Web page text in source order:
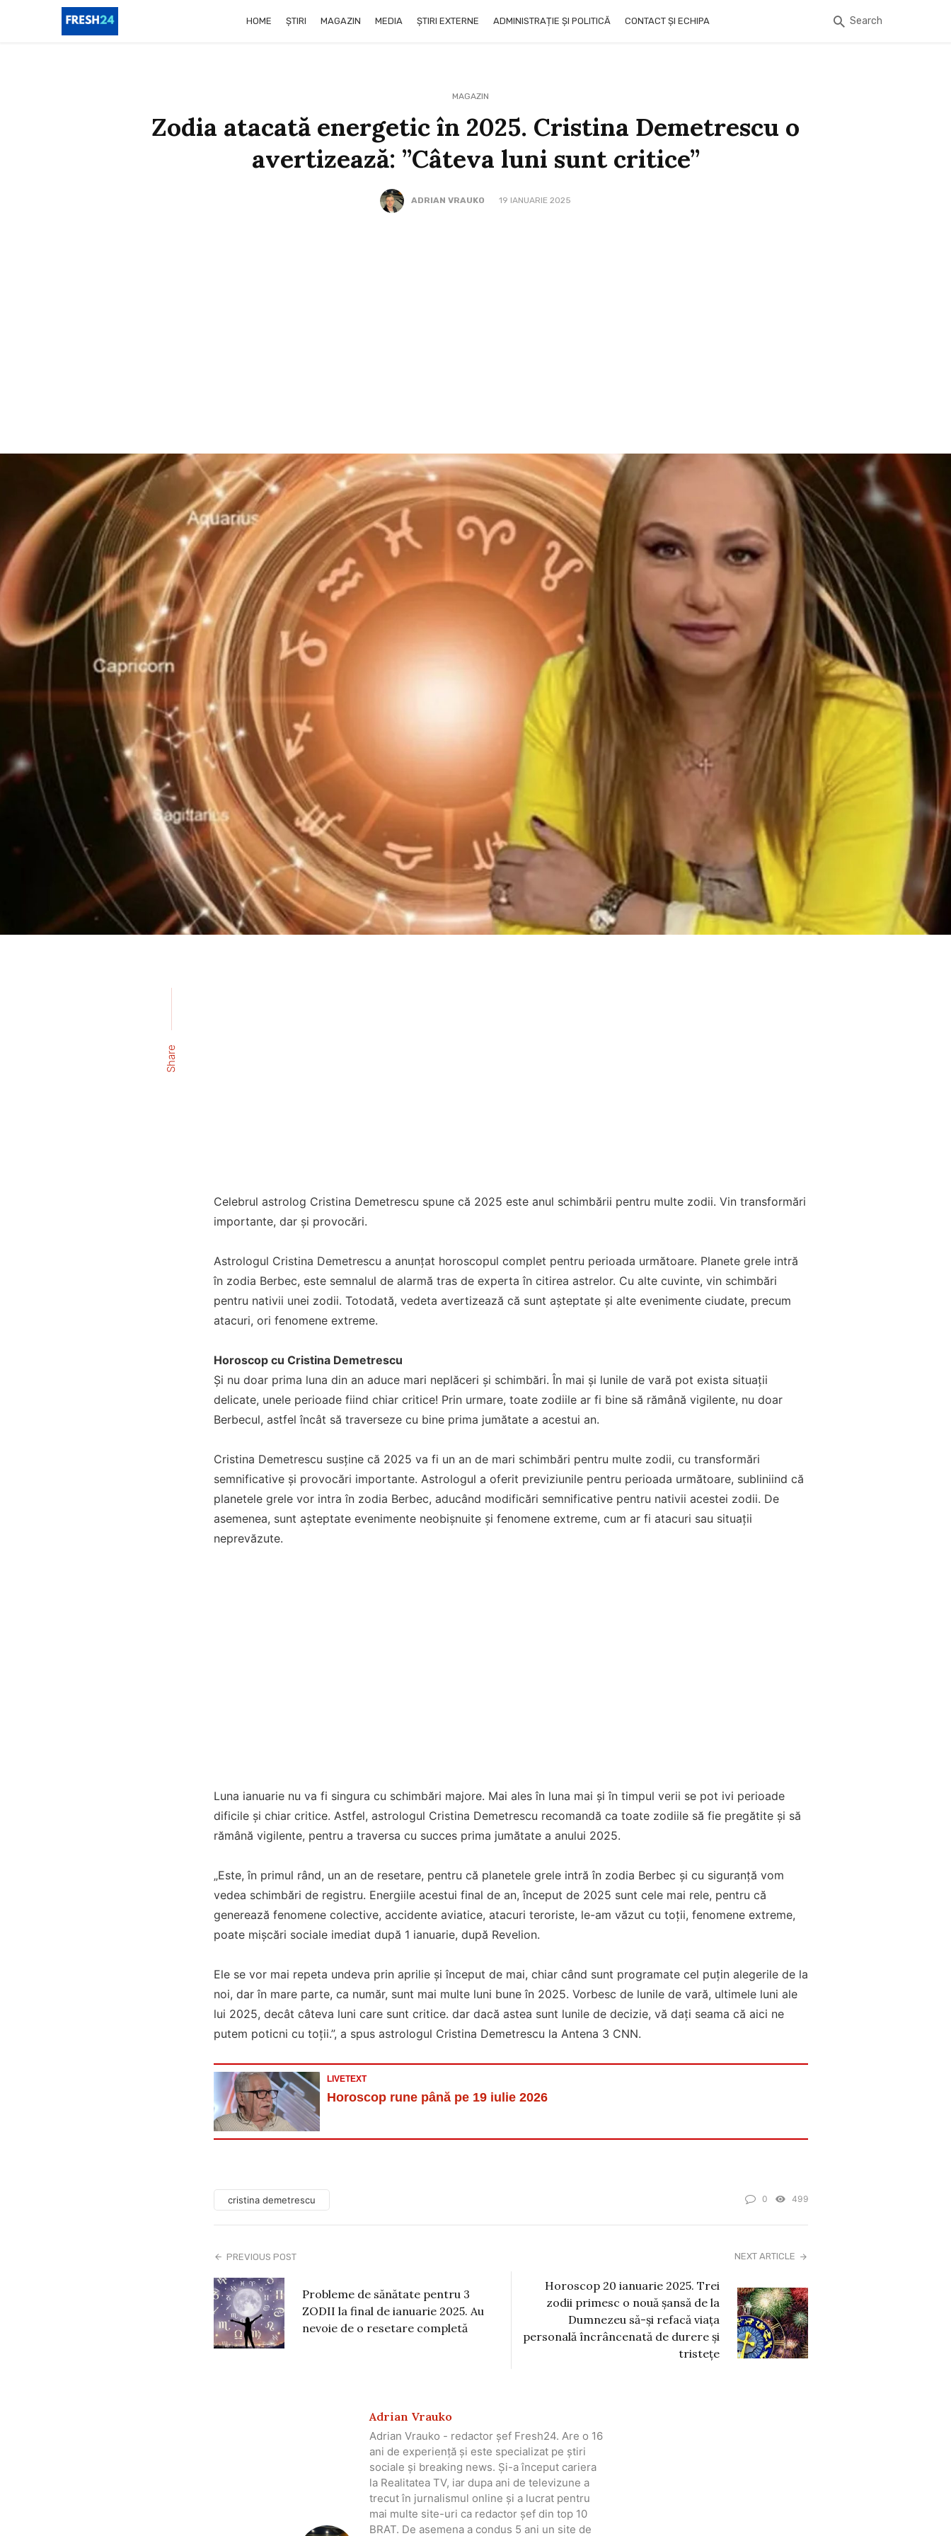
HOME ȘTIRI MAGAZIN MEDIA ȘTIRI EXTERNE ADMINISTRAȚIE ȘI POLITICĂ CONTACT ȘI ECHIPA Search
MAGAZIN
Zodia atacată energetic în 2025. Cristina Demetrescu o
avertizează: ”Câteva luni sunt critice”
ADRIAN VRAUKO 19 IANUARIE 2025
Share
Celebrul astrolog Cristina Demetrescu spune că 2025 este anul schimbării pentru multe zodii. Vin transformări
importante, dar și provocări.
Astrologul Cristina Demetrescu a anunțat horoscopul complet pentru perioada următoare. Planete grele intră
în zodia Berbec, este semnalul de alarmă tras de experta în citirea astrelor. Cu alte cuvinte, vin schimbări
pentru nativii unei zodii. Totodată, vedeta avertizează că sunt așteptate și alte evenimente ciudate, precum
atacuri, ori fenomene extreme.
Horoscop cu Cristina Demetrescu
Și nu doar prima luna din an aduce mari neplăceri și schimbări. În mai și lunile de vară pot exista situații
delicate, unele perioade fiind chiar critice! Prin urmare, toate zodiile ar fi bine să rămână vigilente, nu doar
Berbecul, astfel încât să traverseze cu bine prima jumătate a acestui an.
Cristina Demetrescu susține că 2025 va fi un an de mari schimbări pentru multe zodii, cu transformări
semnificative și provocări importante. Astrologul a oferit previziunile pentru perioada următoare, subliniind că
planetele grele vor intra în zodia Berbec, aducând modificări semnificative pentru nativii acestei zodii. De
asemenea, sunt așteptate evenimente neobișnuite și fenomene extreme, cum ar fi atacuri sau situații
neprevăzute.
Luna ianuarie nu va fi singura cu schimbări majore. Mai ales în luna mai și în timpul verii se pot ivi perioade
dificile și chiar critice. Astfel, astrologul Cristina Demetrescu recomandă ca toate zodiile să fie pregătite și să
rămână vigilente, pentru a traversa cu succes prima jumătate a anului 2025.
„Este, în primul rând, un an de resetare, pentru că planetele grele intră în zodia Berbec și cu siguranță vom
vedea schimbări de registru. Energiile acestui final de an, început de 2025 sunt cele mai rele, pentru că
generează fenomene colective, accidente aviatice, atacuri teroriste, le-am văzut cu toții, fenomene extreme,
poate mișcări sociale imediat după 1 ianuarie, după Revelion.
Ele se vor mai repeta undeva prin aprilie și început de mai, chiar când sunt programate cel puțin alegerile de la
noi, dar în mare parte, ca număr, sunt mai multe luni bune în 2025. Vorbesc de lunile de vară, ultimele luni ale
lui 2025, decât câteva luni care sunt critice. dar dacă astea sunt lunile de decizie, vă dați seama că aici ne
putem poticni cu toții.”, a spus astrologul Cristina Demetrescu la Antena 3 CNN.
LIVETEXT
Horoscop rune până pe 19 iulie 2026
cristina demetrescu 0 499
PREVIOUS POST
Probleme de sănătate pentru 3
ZODII la final de ianuarie 2025. Au
nevoie de o resetare completă
NEXT ARTICLE
Horoscop 20 ianuarie 2025. Trei
zodii primesc o nouă șansă de la
Dumnezeu să-și refacă viața
personală încrâncenată de durere și
tristețe
Adrian Vrauko
Adrian Vrauko - redactor șef Fresh24. Are o 16
ani de experiență și este specializat pe știri
sociale și breaking news. Și-a început cariera
la Realitatea TV, iar dupa ani de televizune a
trecut în jurnalismul online și a lucrat pentru
mai multe site-uri ca redactor șef din top 10
BRAT. De asemena a condus 5 ani un site de